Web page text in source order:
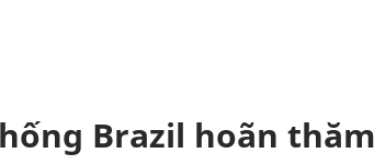
Brazil hoãn